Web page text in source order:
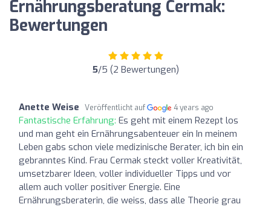
Ernährungsberatung Cermak:
Bewertungen
5/5 (2 Bewertungen)
Anette Weise Veröffentlicht auf 4 years ago
Fantastische Erfahrung: Es geht mit einem Rezept los
und man geht ein Ernährungsabenteuer ein In meinem
Leben gabs schon viele medizinische Berater, ich bin ein
gebranntes Kind. Frau Cermak steckt voller Kreativität,
umsetzbarer Ideen, voller individueller Tipps und vor
allem auch voller positiver Energie. Eine
Ernährungsberaterin, die weiss, dass alle Theorie grau